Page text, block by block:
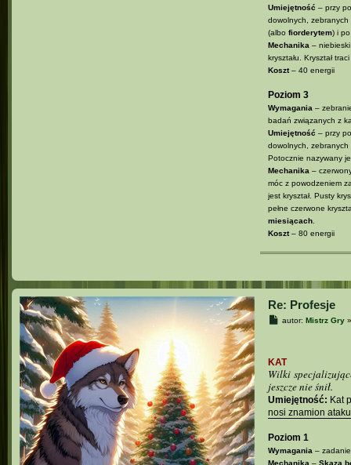
Umiejętność – przy
dowolnych, zebranych
(albo fiorderytem) i
Mechanika –
kryształu. Kryształ
Koszt– 40 energii
Poziom 3
Wymagania –
badań związanych z
Umiejętność – przy
dowolnych, zebranych
Potocznie nazywany
Mechanika –
móc z powodzeniem
jest kryształ. Pusty
pełne czerwone
miesiącach.
Koszt– 80 energii
Re: Profesje
Pautor: Mistrz Gry
KAT
Wilki
jeszcze nie śnił.
Umiejętność: Kat
nosi znamion
Poziom 1
Wymagania– zadanie